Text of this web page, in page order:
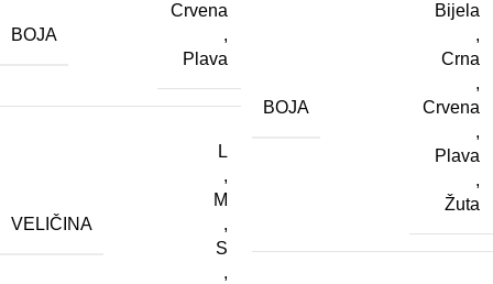
BOJA
Crvena
,
Plava
VELIČINA
L
,
M
,
S
,
BOJA
Bijela
,
Crna
,
Crvena
,
Plava
,
Žuta